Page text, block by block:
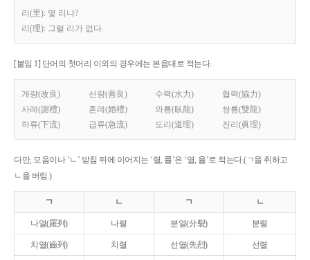
리(里): 몇 리냐?
리(理): 그럴 리가 없다.
[붙임 1] 단어의 첫머리 이외의 경우에는 본음대로 적는다.
개량(改良) 선량(善良) 수력(水力)
협력(協力)
사례(謝禮)
혼례(婚禮) 와룡(臥龍)
쌍룡(雙龍)
하류(下流)
급류(急流) 도리(道理) 진리(眞理)
다만, 모음이나 ‘ㄴ’ 받침 뒤에 이어지는 ‘렬, 률’은 ‘열, 율’로 적는다.(ㄱ을 취하고
ㄴ을 버림.)
ㄱ ㄴ ㄱ ㄴ
나열(羅列) 나렬 분열(分裂) 분렬
치열(齒列) 치렬 선열(先烈) 선렬